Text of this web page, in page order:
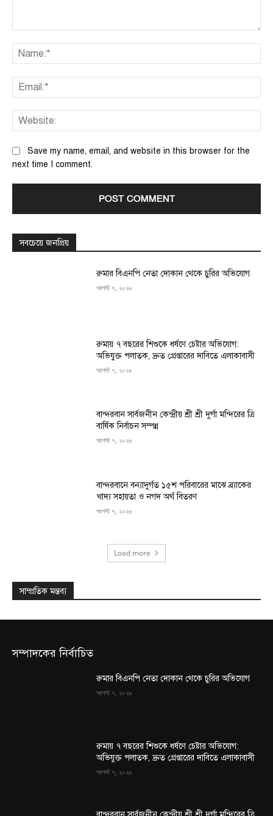
Save my name, email, and website in this browser for the
next time I comment.
সবচেয়ে জনপ্রিয়
রুমার বিএনপি নেতা দোকান থেকে চুরির অভিযোগ
আগস্ট ৭, ২০২৬
রুমায় ৭ বছরের শিশুকে ধর্ষণে চেষ্টার অভিযোগ:
অভিযুক্ত পলাতক, দ্রুত গ্রেপ্তারের দাবিতে এলাকাবাসী
আগস্ট ৭, ২০২৬
বান্দরবান সার্বজনীন কেন্দ্রীয় শ্রী শ্রী দুর্গা মন্দিরের ত্রি
বার্ষিক নির্বাচন সম্পন্ন
আগস্ট ৭, ২০২৬
বান্দরবানে বন্যাদুর্গত ১৫শ পরিবারের মাঝে ব্র্যাকের
খাদ্য সহায়তা ও নগদ অর্থ বিতরণ
আগস্ট ৭, ২০২৬
Load more
সাম্প্রতিক মন্তব্য
সম্পাদকের নির্বাচিত
রুমার বিএনপি নেতা দোকান থেকে চুরির অভিযোগ
আগস্ট ৭, ২০২৬
রুমায় ৭ বছরের শিশুকে ধর্ষণে চেষ্টার অভিযোগ:
অভিযুক্ত পলাতক, দ্রুত গ্রেপ্তারের দাবিতে এলাকাবাসী
আগস্ট ৭, ২০২৬